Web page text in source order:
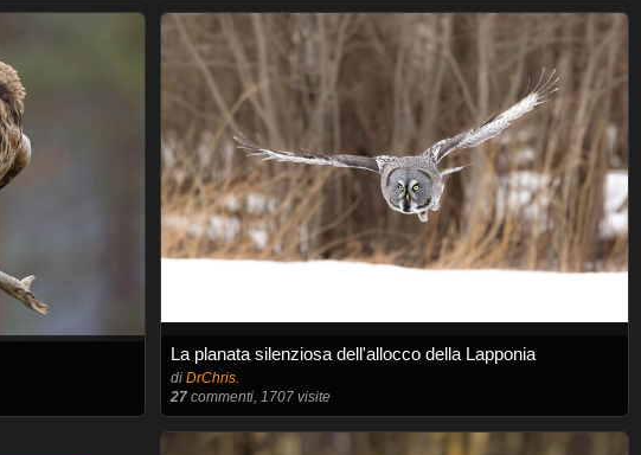
La planata silenziosa dell'allocco della Lapponia
di DrChris.
27commenti, 1707 visite